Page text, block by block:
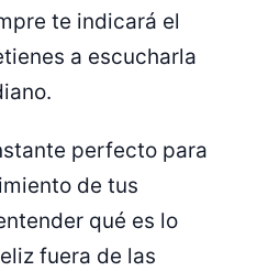
te indicará el
a escucharla
perfecto para
de tus
qué es lo
fuera de las